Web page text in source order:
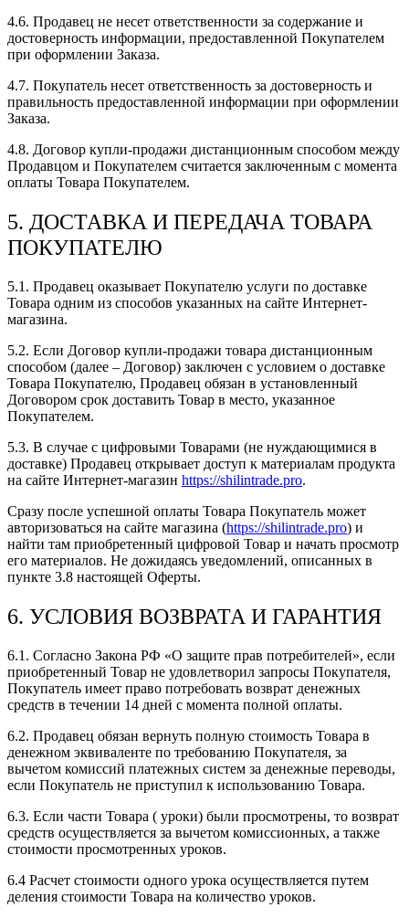
4.6. Продавец не несет ответственности за содержание и
достоверность информации, предоставленной Покупателем
при оформлении Заказа.
4.7. Покупатель несет ответственность за достоверность и
правильность предоставленной информации при оформлении
Заказа.
4.8. Договор купли-продажи дистанционным способом между
Продавцом и Покупателем считается заключенным с момента
оплаты Товара Покупателем.
5. ДОСТАВКА И ПЕРЕДАЧА ТОВАРА
ПОКУПАТЕЛЮ
5.1. Продавец оказывает Покупателю услуги по доставке
Товара одним из способов указанных на сайте Интернет-
магазина.
5.2. Если Договор купли-продажи товара дистанционным
способом (далее – Договор) заключен с условием о доставке
Товара Покупателю, Продавец обязан в установленный
Договором срок доставить Товар в место, указанное
Покупателем.
5.3. В случае с цифровыми Товарами (не нуждающимися в
доставке) Продавец открывает доступ к материалам продукта
на сайте Интернет-магазин https://shilintrade.pro.
Сразу после успешной оплаты Товара Покупатель может
авторизоваться на сайте магазина (https://shilintrade.pro) и
найти там приобретенный цифровой Товар и начать просмотр
его материалов. Не дожидаясь уведомлений, описанных в
пункте 3.8 настоящей Оферты.
6. УСЛОВИЯ ВОЗВРАТА И ГАРАНТИЯ
6.1. Согласно Закона РФ «О защите прав потребителей», если
приобретенный Товар не удовлетворил запросы Покупателя,
Покупатель имеет право потребовать возврат денежных
средств в течении 14 дней с момента полной оплаты.
6.2. Продавец обязан вернуть полную стоимость Товара в
денежном эквиваленте по требованию Покупателя, за
вычетом комиссий платежных систем за денежные переводы,
если Покупатель не приступил к использованию Товара.
6.3. Если части Товара ( уроки) были просмотрены, то возврат
средств осуществляется за вычетом комиссионных, а также
стоимости просмотренных уроков.
6.4 Расчет стоимости одного урока осуществляется путем
деления стоимости Товара на количество уроков.